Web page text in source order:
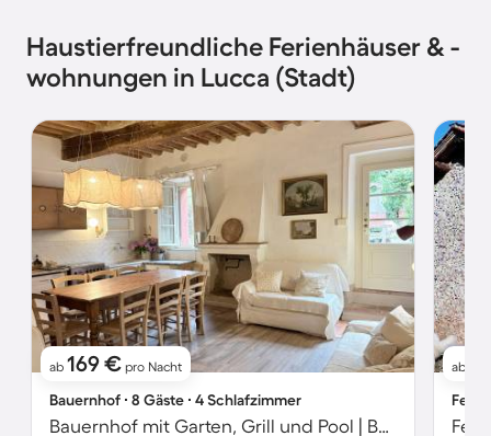
Haustierfreundliche Ferienhäuser & -
wohnungen in Lucca (Stadt)
ab 169 € pro Nacht
Bauernhof ∙ 8 Gäste ∙ 4 Schlafzimmer
Bauernhof mit Garten, Grill und Pool | Bergblick
ab